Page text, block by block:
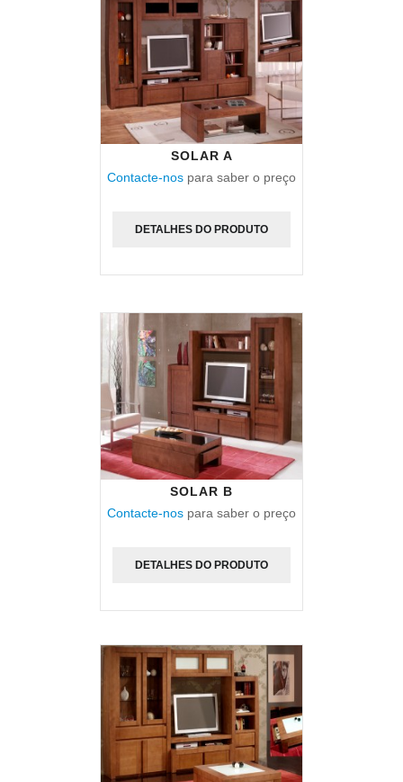
SOLAR A
Contacte-nos para saber o preço
DETALHES DO PRODUTO
SOLAR B
Contacte-nos para saber o preço
DETALHES DO PRODUTO